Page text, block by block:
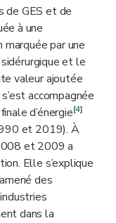
de GES et de
à une
par une
et le
valeur ajoutée
accompagnée
d’énergie[4]
et 2019). À
et 2009 a
Elle s’explique
des
dans la